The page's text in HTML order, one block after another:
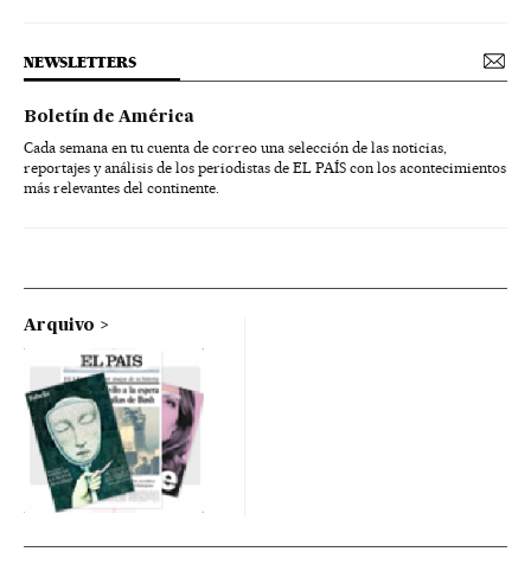
NEWSLETTERS
Boletín de América
Cada semana en tu cuenta de correo una selección de las noticias,
reportajes y análisis de los periodistas de EL PAÍS con los acontecimientos
más relevantes del continente.
Arquivo